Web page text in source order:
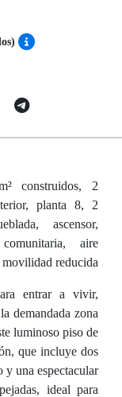
construidos, 2
planta 8, 2
ascensor,
aire
reducida
entrar a vivir,
demandada zona
luminoso piso de
que incluye dos
y una espectacular
ideal para